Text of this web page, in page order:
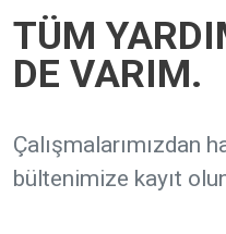
TÜM
DE VARIM.
Çalışmalarımızdan
bültenimize kayıt